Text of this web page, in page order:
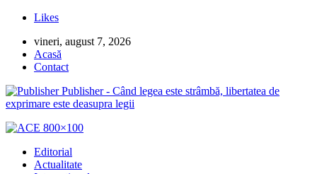
Likes
vineri, august 7, 2026
Acasă
Contact
Publisher - Când legea este strâmbă, libertatea de
exprimare este deasupra legii
Editorial
Actualitate